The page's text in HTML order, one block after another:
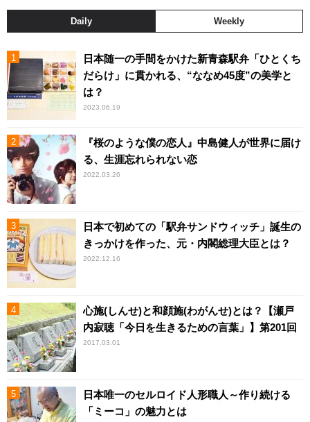
Daily Weekly
日本随一の手間をかけた新青森駅弁「ひとくち
だらけ」に貫かれる、“ななめ45度”の美学と
は？
2023.06.19
『桜のような僕の恋人』中島健人が世界に届け
る、生涯忘れられない恋
2022.03.26
日本で初めての「駅弁サンドウィッチ」誕生の
きっかけを作った、元・内閣総理大臣とは？
2022.12.16
心施(しんせ)と和顔施(わがんせ)とは？【瀬戸
内寂聴「今日を生きるための言葉」】第201回
2017.03.01
日本唯一のセルロイド人形職人～作り続ける
「ミーコ」の魅力とは